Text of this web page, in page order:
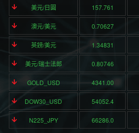
美元/日圓 157.761
澳元/美元 0.70627
英鎊/美元 1.34831
美元/瑞士法郎 0.80746
GOLD_USD 4341.00
DOW30_USD 54052.4
N225_JPY 66286.0